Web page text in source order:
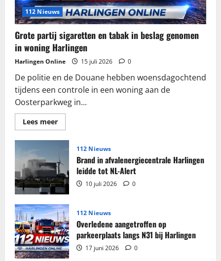
112 Nieuws
Grote partij sigaretten en tabak in beslag genomen
in woning Harlingen
Harlingen Online 15 juli 2026 0
De politie en de Douane hebben woensdagochtend
tijdens een controle in een woning aan de
Oosterparkweg in...
Lees meerLees
meer
Grote
sigaretten
en
tabak
in
beslag
genomen
in
woning
Harlingen
112 Nieuws
Brand in afvalenergiecentrale Harlingen
leidde tot NL-Alert
10 juli 2026 0
112 Nieuws
Overledene aangetroffen op
parkeerplaats langs N31 bij Harlingen
17 juni 2026 0